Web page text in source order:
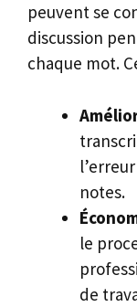
peuvent se
discussion
chaque mot.
notes.
le
de